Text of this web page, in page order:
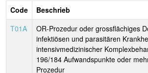
Code
Beschrieb
T01A
OR-Prozedur oder grossflächiges
infektiösen und parasitären
intensivmedizinischer
196/184 Aufwandspunkte oder
Prozedur